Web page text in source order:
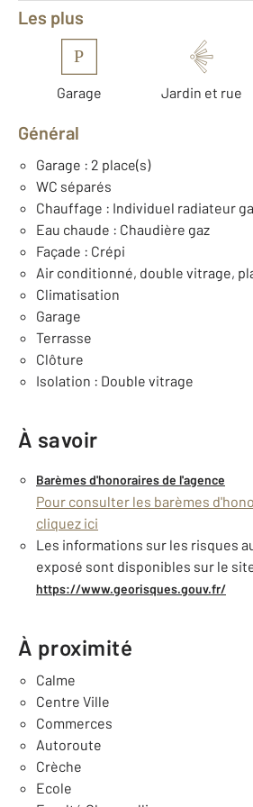
Les plus
P
Garage Jardin et rue
Général
Garage : 2 place(s)
WC séparés
Chauffage : Individuel radiateur
Eau chaude : Chaudière gaz
Façade : Crépi
Air conditionné, double vitrage,
Climatisation
Garage
Terrasse
Clôture
Isolation : Double vitrage
À savoir
Barèmes d'honoraires de l'agence
Pour consulter les barèmes
cliquez ici
Les informations sur les risques
exposé sont disponibles sur le
https://www.georisques.gouv.fr/
À proximité
Calme
Centre Ville
Commerces
Autoroute
Crèche
Ecole